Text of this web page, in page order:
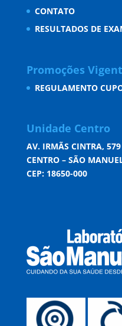
CONTATO
RESULTADOS DE
Promoções
REGULAMENTO
Unidade Centro
AV. IRMÃS CINTRA, 579
CENTRO – SÃO
CEP: 18650-000